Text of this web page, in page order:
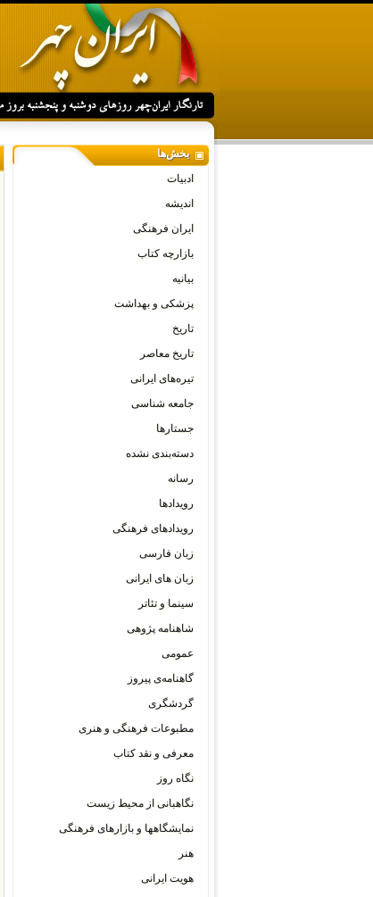
بخش‌ها
ادبیات
اندیشه
ایران فرهنگی
بازارچه کتاب
بیانیه
پزشکی و بهداشت
تاریخ
تاریخ معاصر
تیره‌های ایرانی
جامعه شناسی
جستارها
دسته‌بندی نشده
رسانه
رویدادها
رویدادهای فرهنگی
زبان فارسی
زبان های ایرانی
سینما و تئاتر
شاهنامه پژوهی
عمومی
گاهنامه‌ی پیروز
گردشگری
مطبوعات فرهنگی و هنری
معرفی و نقد کتاب
نگاه روز
نگاهبانی از محیط زیست
نمایشگاهها و بازارهای فرهنگی
هنر
هویت ایرانی